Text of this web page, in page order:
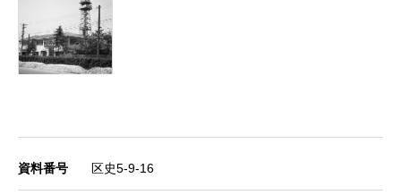
資料番号 区史5-9-16